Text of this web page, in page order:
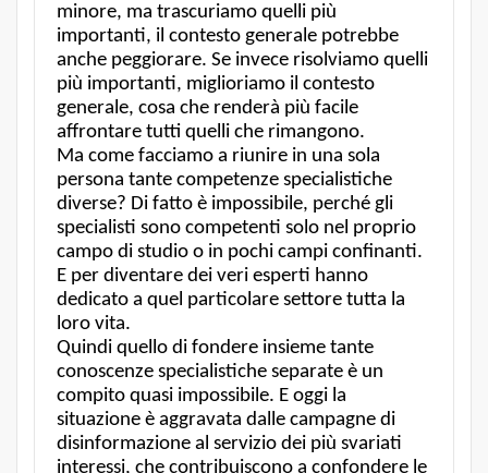
minore, ma trascuriamo quelli più
importanti, il contesto generale potrebbe
anche peggiorare. Se invece risolviamo quelli
più importanti, miglioriamo il contesto
generale, cosa che renderà più facile
affrontare tutti quelli che rimangono.
Ma come facciamo a riunire in una sola
persona tante competenze specialistiche
diverse? Di fatto è impossibile, perché gli
specialisti sono competenti solo nel proprio
campo di studio o in pochi campi confinanti.
E per diventare dei veri esperti hanno
dedicato a quel particolare settore tutta la
loro vita.
Quindi quello di fondere insieme tante
conoscenze specialistiche separate è un
compito quasi impossibile. E oggi la
situazione è aggravata dalle campagne di
disinformazione al servizio dei più svariati
interessi, che contribuiscono a confondere le